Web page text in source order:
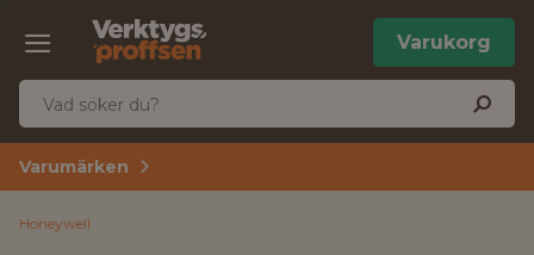
Varukorg
Varumärken
Honeywell